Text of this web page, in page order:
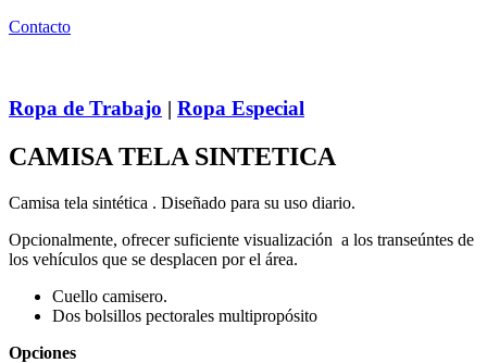
Contacto
Ropa de Trabajo | Ropa Especial
CAMISA TELA SINTETICA
Camisa tela sintética . Diseñado para su uso diario.
Opcionalmente, ofrecer suficiente visualización a los transeúntes de
los vehículos que se desplacen por el área.
Cuello camisero.
Dos bolsillos pectorales multipropósito
Opciones